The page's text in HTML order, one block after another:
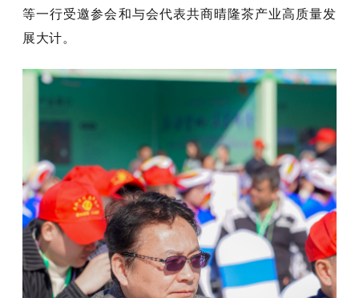
等一行受邀参会和与会代表共商晴隆茶产业高质量发
展大计。